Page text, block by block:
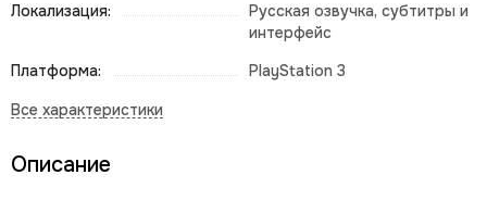
Локализация:
Русская озвучка, субтитры и
интерфейс
Платформа:
PlayStation 3
Описание